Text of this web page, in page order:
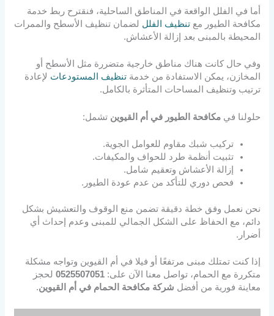
أما في الفلل الواقعة في المناطق الساحلية، فنقترح ربط خدمة
مكافحة الطيور معتنظيف الفلل لضمان تنظيف الأسطح والممرات
المحيطة بالمبنى بعد إزالة الأعشاش.
وفي حال كانت هناك مناطق خارجية متضررة مثل الأسطح أو
المخازن، يمكن الاستفادة من خدمةتنظيف المستودعات لإعادة
ترتيب وتنظيف المساحات المتأثرة بالكامل.
حلولنا فيمكافحة الطيور في أم القيوين تشمل:
تركيب شبك مقاوم للعوامل الجوية.
تثبيت أنظمة طرد للحواف والمكيفات.
إزالة الأعشاش وتعقيم شامل.
فحص دوري للتأكد من عدم عودة الطيور.
نحن نعمل وفق خطة دقيقة تضمن منع الوقوف والتعشيش بشكل
دائم، مع الحفاظ على الشكل الجمالي للمبنى وعدم إحداث أي
أضرار.
إذا كنت تمتلك مبنى مرتفعًا أو فيلا في أم القيوين وتواجه مشكلة
متكررة مع الحمام، تواصل معنا الآن على:0525507051 لحجز
معاينة فورية من أفضل شركة مكافحة الحمام في أم القيوين.